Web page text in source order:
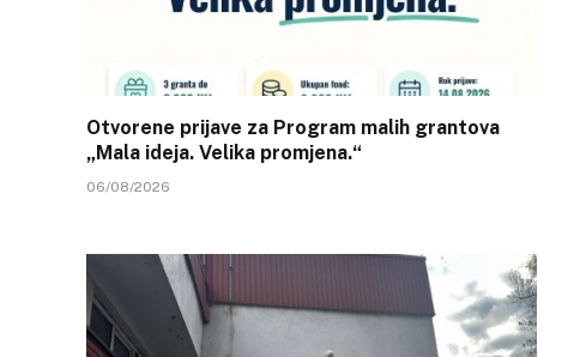
Otvorene prijave za Program malih grantova
„Mala ideja. Velika promjena.“
06/08/2026